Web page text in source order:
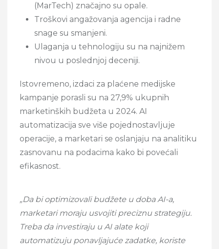
(MarTech) značajno su opale.
Troškovi angažovanja agencija i radne
snage su smanjeni.
Ulaganja u tehnologiju su na najnižem
nivou u poslednjoj deceniji.
Istovremeno, izdaci za plaćene medijske
kampanje porasli su na 27,9% ukupnih
marketinških budžeta u 2024. AI
automatizacija sve više pojednostavljuje
operacije, a marketari se oslanjaju na analitiku
zasnovanu na podacima kako bi povećali
efikasnost.
„Da bi optimizovali budžete u doba AI-a,
marketari moraju usvojiti preciznu strategiju.
Treba da investiraju u AI alate koji
automatizuju ponavljajuće zadatke, koriste